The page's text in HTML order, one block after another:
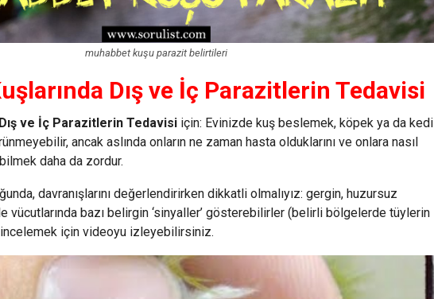
muhabbet kuşu parazit belirtileri
Dış ve İç Parazitlerin Tedavisi
ve İç Parazitlerin Tedavisiiçin: Evinizde kuş beslemek, köpek ya da kedi
ancak aslında onların ne zaman hasta olduklarını ve onlara nasıl
daha da zordur.
davranışlarını değerlendirirken dikkatli olmalıyız: gergin, huzursuz
vücutlarında bazı belirgin ‘sinyaller’ gösterebilirler (belirli bölgelerde tüylerin
incelemek için videoyu izleyebilirsiniz.